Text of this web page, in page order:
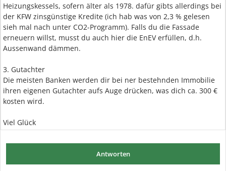
Heizungskessels, sofern älter als 1978. dafür gibts allerdings bei
der KFW zinsgünstige Kredite (ich hab was von 2,3 % gelesen
sieh mal nach unter CO2-Programm). Falls du die Fassade
erneuern willst, musst du auch hier die EnEV erfüllen, d.h.
Aussenwand dämmen.
3. Gutachter
Die meisten Banken werden dir bei ner bestehnden Immobilie
ihren eigenen Gutachter aufs Auge drücken, was dich ca. 300 €
kosten wird.
Viel Glück
Antworten